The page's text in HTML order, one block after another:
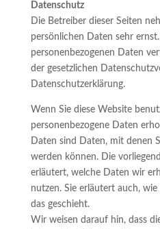
Datenschutz
Die Betreiber dieser Seiten
persönlichen Daten sehr
personenbezogenen Daten
der gesetzlichen
Datenschutzerklärung.
Wenn Sie diese Website
personenbezogene Daten
Daten sind Daten, mit denen
werden können. Die
erläutert, welche Daten wir
nutzen. Sie erläutert auch,
das geschieht.
Wir weisen darauf hin, dass